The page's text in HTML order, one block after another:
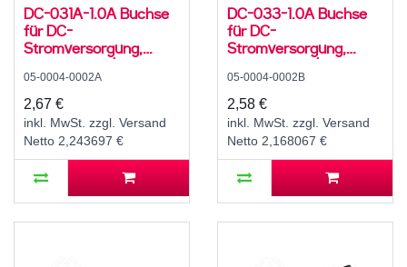
DC-031A-1.0A Buchse
für DC-
Stromversorgung,
SMD, für 3,5 / 1,1 mm
Hohlstecker, 30 V, 500
mA, 90°, -20..70 °C
05-0004-0002A
2,67 €
inkl. MwSt. zzgl. Versand
Netto 2,243697 €
DC-033-1.0A Buchse
für DC-
Stromversorgung,
SMD, für 3,5 / 1,1 mm
Hohlstecker, 30 V, 500
mA, 90°, -20..70 °C
05-0004-0002B
2,58 €
inkl. MwSt. zzgl. Versand
Netto 2,168067 €